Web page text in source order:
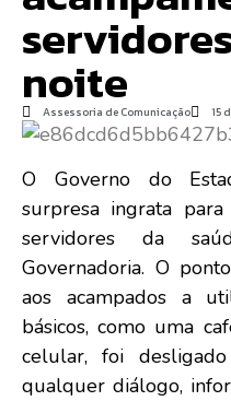
noite
Assessoria de Comunicação 15
O Governo do
surpresa ingrata
servidores da
Governadoria. O
aos acampados a
básicos, como uma
celular, foi
qualquer diálogo,